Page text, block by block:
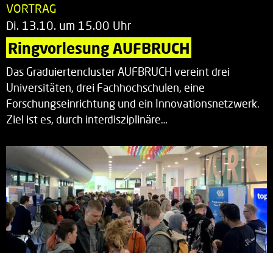
VORTRAG
Di. 13.10. um 15.00 Uhr
Ringvorlesung AUFBRUCH
Das Graduiertencluster AUFBRUCH vereint drei
Universitäten, drei Fachhochschulen, eine
Forschungseinrichtung und ein Innovationsnetzwerk.
Ziel ist es, durch interdisziplinäre…